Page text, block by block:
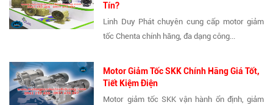
Tín?
Linh Duy Phát chuyên cung cấp motor giảm
tốc Chenta chính hãng, đa dạng công...
Motor Giảm Tốc SKK Chính Hãng Giá Tốt,
Tiết Kiệm Điện
Motor giảm tốc SKK vận hành ổn định, giảm